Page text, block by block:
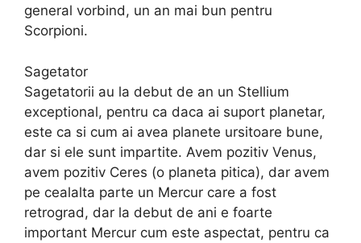
general vorbind, un an mai bun pentru
Scorpioni.
Sagetator
Sagetatorii au la debut de an un Stellium
exceptional, pentru ca daca ai suport planetar,
este ca si cum ai avea planete ursitoare bune,
dar si ele sunt impartite. Avem pozitiv Venus,
avem pozitiv Ceres (o planeta pitica), dar avem
pe cealalta parte un Mercur care a fost
retrograd, dar la debut de ani e foarte
important Mercur cum este aspectat, pentru ca